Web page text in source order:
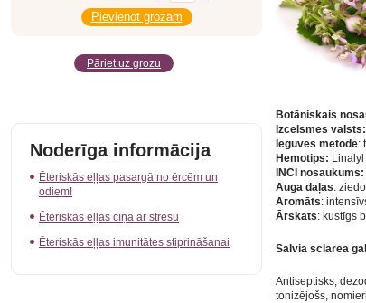
Pāriet uz grozu
Noderīga informācija
Ēteriskās eļļas pasargā no ērcēm un
odiem!
Ēteriskās eļļas cīņā ar stresu
Ēteriskās eļļas imunitātes stiprināšanai
Botāniskais
Izcelsmes valsts:
Ieguves metode:
Hemotips:
INCI nosaukums:
Auga daļas:
Aromāts:
Ārskats: kustīgs
Salvia sclarea
Antiseptisks,
tonizējošs,